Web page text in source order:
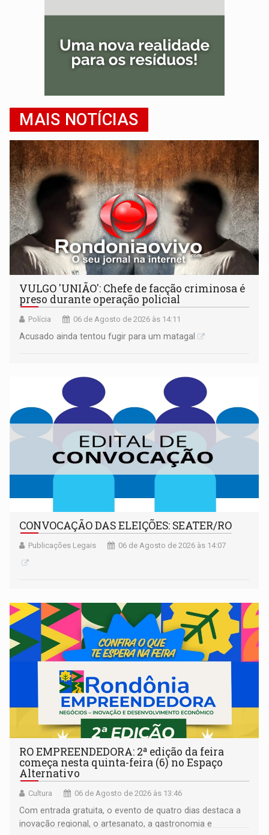
MAIS NOTÍCIAS
VULGO 'UNIÃO': Chefe de facção criminosa é
preso durante operação policial
Polícia 06 de Agosto de 2026 às 14:11
Acusado ainda tentou fugir para um matagal
CONVOCAÇÃO DAS ELEIÇÕES: SEATER/RO
Publicações Legais 06 de Agosto de 2026 às 14:07
RO EMPREENDEDORA: 2ª edição da feira
começa nesta quinta-feira (6) no Espaço
Alternativo
Cultura 06 de Agosto de 2026 às 13:46
Com entrada gratuita, o evento de quatro dias destaca a
inovação regional, o artesanato, a gastronomia e